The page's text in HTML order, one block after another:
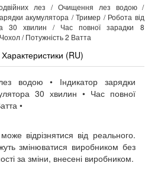
лез / Очищення лез водою /
акумулятора / Тример / Робота від
30 хвилин / Час повної зарадки 8
/ Потужність 2 Ватта
Характеристики (RU)
водою • Індикатор зарядки
30 хвилин • Час повної
•
відрізнятися від реального.
змінюватися виробником без
за зміни, внесені виробником.